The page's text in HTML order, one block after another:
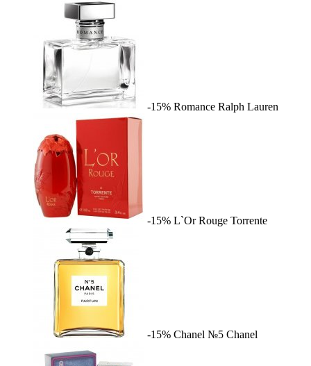
-15% Romance Ralph Lauren
-15% L`Or Rouge Torrente
-15% Chanel №5 Chanel